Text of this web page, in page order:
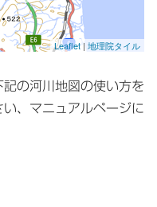
Leaflet | 地理院タイル
の河川地図の使い方を
、マニュアルページに